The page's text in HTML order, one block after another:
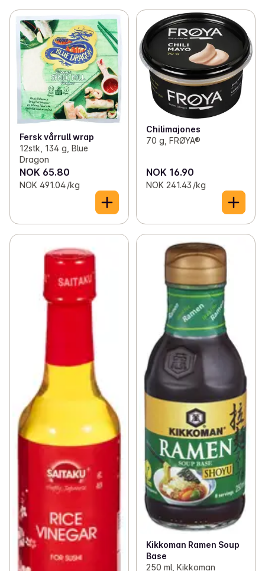
Fersk vårrull wrap
12stk, 134 g, Blue
Dragon
NOK 65.80
NOK 491.04 /kg
Chilimajones
70 g, FRØYA®
NOK 16.90
NOK 241.43 /kg
Kikkoman Ramen Soup
Base
250 ml, Kikkoman